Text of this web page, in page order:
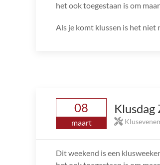
het ook toegestaan is om
Als je komt klussen is het niet
08
maart
Klusdag
Dit weekend is een